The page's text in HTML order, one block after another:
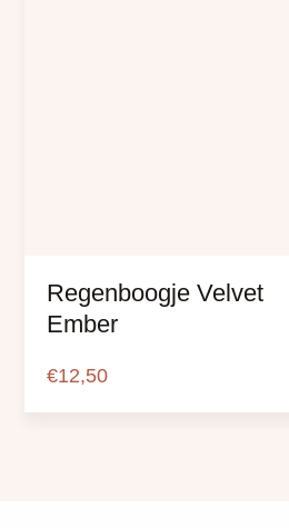
Regenboogje Velvet
Ember
€12,50